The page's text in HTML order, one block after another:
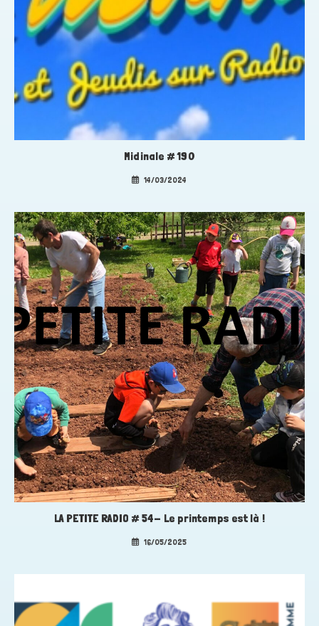
Midinale # 190
14/03/2024
LA PETITE RADIO # 54- Le printemps est là !
16/05/2025